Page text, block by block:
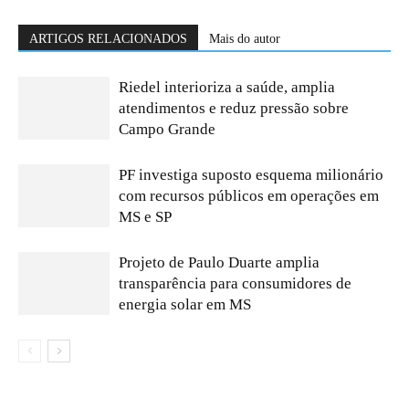
ARTIGOS RELACIONADOS Mais do autor
Riedel interioriza a saúde, amplia
atendimentos e reduz pressão sobre
Campo Grande
PF investiga suposto esquema milionário
com recursos públicos em operações em
MS e SP
Projeto de Paulo Duarte amplia
transparência para consumidores de
energia solar em MS